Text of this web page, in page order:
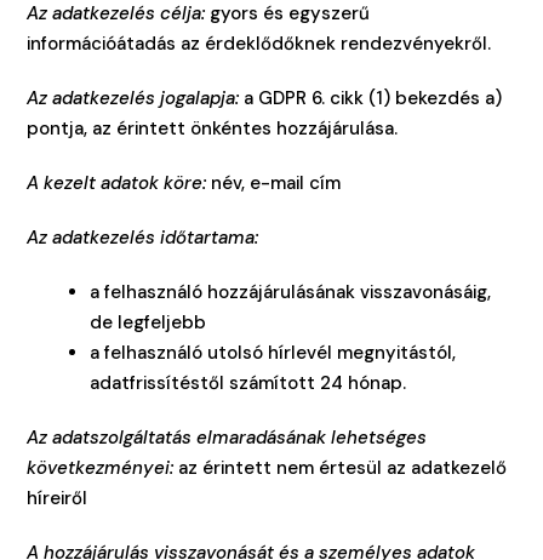
Az adatkezelés célja: gyors és egyszerű
információátadás az érdeklődőknek rendezvényekről.
Az adatkezelés jogalapja: a GDPR 6. cikk (1) bekezdés a)
pontja, az érintett önkéntes hozzájárulása.
A kezelt adatok köre: név, e-mail cím
Az adatkezelés időtartama:
a felhasználó hozzájárulásának visszavonásáig,
de legfeljebb
a felhasználó utolsó hírlevél megnyitástól,
adatfrissítéstől számított 24 hónap.
Az adatszolgáltatás elmaradásának lehetséges
következményei: az érintett nem értesül az adatkezelő
híreiről
A hozzájárulás visszavonását és a személyes adatok